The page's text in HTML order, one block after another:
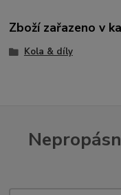
Zboží zařazeno v
Kola & díly